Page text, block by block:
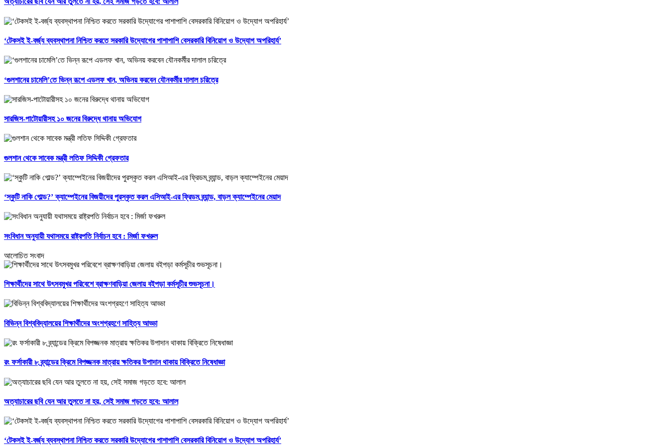
‘টেকসই ই-বর্জ্য ব্যবস্থাপনা নিশ্চিত করতে সরকারি উদ্যোগের পাশাপাশি বেসরকারি বিনিয়োগ ও উদ্যোগ অপরিহার্য’
‘গুলশানের চামেলি’তে ভিন্ন রূপে এডলফ খান, অভিনয় করবেন যৌনকর্মীর দালাল চরিত্রে
সারজিস-পাটোয়ারীসহ ১০ জনের বিরুদ্ধে থানায় অভিযোগ
গুলশান থেকে সাবেক মন্ত্রী লতিফ সিদ্দিকী গ্রেফতার
‘স্কুটি নাকি গোল্ড?’ ক্যাম্পেইনের বিজয়ীদের পুরস্কৃত করল এসিআই-এর ফ্রিডম ব্র্যান্ড, বাড়ল ক্যাম্পেইনের মেয়াদ
সংবিধান অনুযায়ী যথাসময়ে রাষ্ট্রপতি নির্বাচন হবে : মির্জা ফখরুল
আলোচিত সংবাদ
শিক্ষার্থীদের সাথে উৎসবমুখর পরিবেশে ব্রাক্ষণবাড়িয়া জেলায় বইপড়া কর্মসূচীর শুভসূচনা।
বিভিন্ন বিশ্ববিদ্যালয়ের শিক্ষার্থীদের অংশগ্রহণে সাহিত্য আড্ডা
রং ফর্সাকারী ৮ ব্র্যান্ডের ক্রিমে বিপজ্জনক মাত্রায় ক্ষতিকর উপাদান থাকায় বিক্রিতে নিষেধাজ্ঞা
অত্যাচারের ছবি যেন আর তুলতে না হয়, সেই সমাজ গড়তে হবে: আলাল
‘টেকসই ই-বর্জ্য ব্যবস্থাপনা নিশ্চিত করতে সরকারি উদ্যোগের পাশাপাশি বেসরকারি বিনিয়োগ ও উদ্যোগ অপরিহার্য’